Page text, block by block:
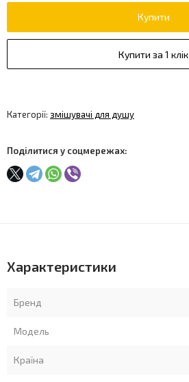
Купити
Купити за 1 клік
Категорії: змішувачі для душу
Поділитися у соцмережах:
Характеристики
Бренд
Модель
Країна